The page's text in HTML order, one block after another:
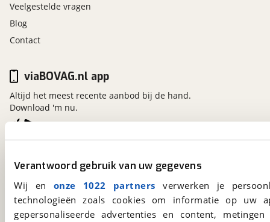
Verantwoord gebruik van uw gegevens
Wij en onze 1022 partners verwerken je
technologieën zoals cookies om informatie op
gepersonaliseerde advertenties en content,
Hill hold functie
Vermoeidheids herkenning
Veelgestelde vragen
Blog
Contact
Kosterijland15
Bunnik
Een initiatief van
BOVAG
viaBOVAG.nl app
Altijd het meest recente aanbod bij de hand.
Download 'm nu.